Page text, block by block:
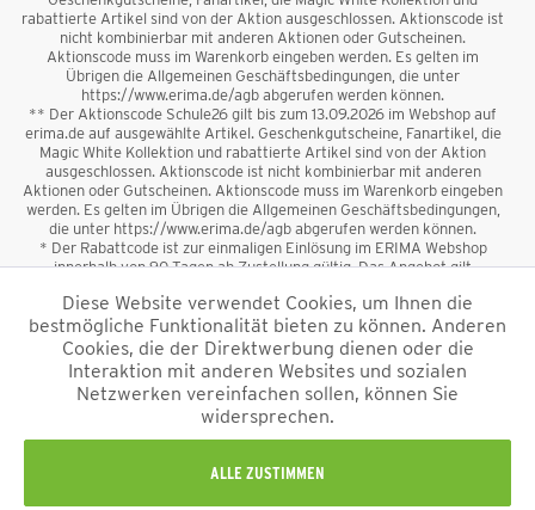
rabattierte Artikel sind von der Aktion ausgeschlossen. Aktionscode ist
nicht kombinierbar mit anderen Aktionen oder Gutscheinen.
Aktionscode muss im Warenkorb eingeben werden. Es gelten im
Übrigen die Allgemeinen Geschäftsbedingungen, die unter
https://www.erima.de/agb abgerufen werden können.
** Der Aktionscode Schule26 gilt bis zum 13.09.2026 im Webshop auf
erima.de auf ausgewählte Artikel. Geschenkgutscheine, Fanartikel, die
Magic White Kollektion und rabattierte Artikel sind von der Aktion
ausgeschlossen. Aktionscode ist nicht kombinierbar mit anderen
Aktionen oder Gutscheinen. Aktionscode muss im Warenkorb eingeben
werden. Es gelten im Übrigen die Allgemeinen Geschäftsbedingungen,
die unter https://www.erima.de/agb abgerufen werden können.
* Der Rabattcode ist zur einmaligen Einlösung im ERIMA Webshop
innerhalb von 90 Tagen ab Zustellung gültig. Das Angebot gilt
sowie Geschenkgutscheine sind vom Rabatt ausgeschlossen. Der
Rabattcode ist nicht mit anderen Aktionen oder Gutscheinen
kombinierbar. Der Mindestbestellwert beträgt 50 €
*Alle Preise verstehen sich inkl. Mehrwertsteuer und zzgl.
und ggf. Nachnahmegebühren, wenn nicht anders
beschrieben.
Diese Website verwendet Cookies, um Ihnen die
bestmögliche Funktionalität bieten zu können. Anderen
Cookies, die der Direktwerbung dienen oder die
Interaktion mit anderen Websites und sozialen
Netzwerken vereinfachen sollen, können Sie
widersprechen.